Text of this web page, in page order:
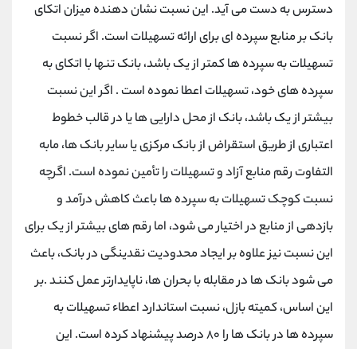
دسترس به دست می آید. این نسبت نشان دهنده میزان اتکای
بانک بر منابع سپرده ای برای ارائه تسهیلات است. اگر نسبت
تسهیلات به سپرده ها کمتر از یک باشد، بانک تنها با اتکای به
سپرده های خود، تسهیلات اعطا نموده است . اگر این نسبت
بیشتر از یک باشد، بانک از محل دارایی ها یا در قالب خطوط
اعتباری از طریق استقراض از بانک مرکزی یا سایر بانک ها، مابه
التفاوت رقم منابع آزاد و تسهیلات را تأمین نموده است. اگرچه
نسبت کوچک تسهیلات به سپرده ها باعث کاهش درآمد و
بازدهی از منابع در اختیار می شود، اما رقم های بیشتر از یک برای
این نسبت نیز علاوه بر ایجاد محدودیت نقدینگی در بانک، باعث
می شود بانک ها در مقابله با بحران ها، ناپایدارتر عمل کنند .بر
این اساس، کمیته بازل، نسبت استاندارد اعطاء تسهیلات به
سپرده ها در بانک ها را ۸۰ درصد پیشنهاد کرده است. این